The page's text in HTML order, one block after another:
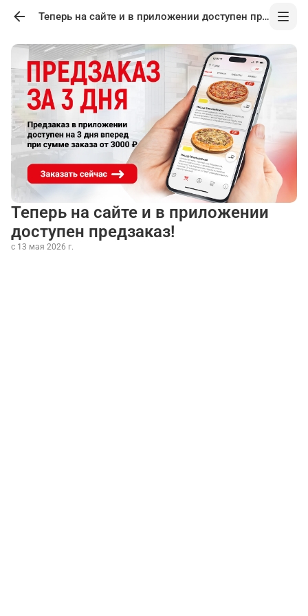
Теперь на сайте и в приложении доступен предзаказ!
Теперь на сайте и в приложении
доступен предзаказ!
с 13 мая 2026 г.